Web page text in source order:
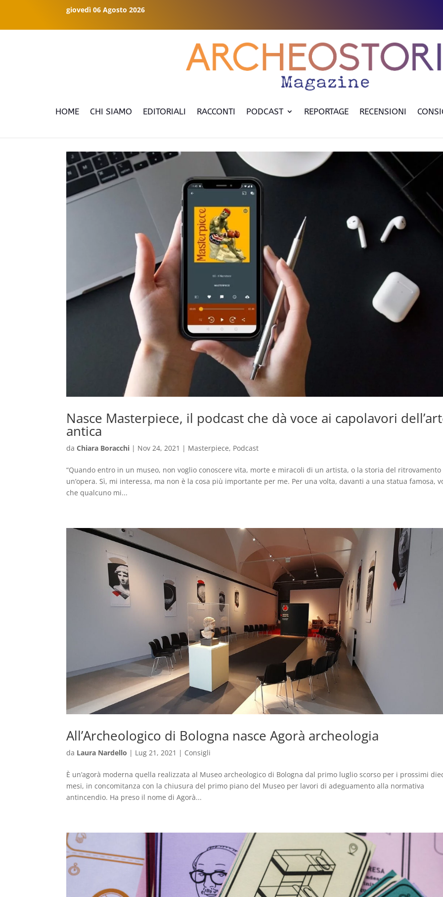
giovedì 06 Agosto 2026
HOME CHI SIAMO EDITORIALI RACCONTI PODCAST REPORTAGE RECENSIONI
Nasce Masterpiece, il podcast che dà voce ai capolavori
antica
daChiara Boracchi | Nov 24, 2021 | Masterpiece, Podcast
“Quando entro in un museo, non voglio conoscere vita, morte e miracoli di un artista, o la storia del
un’opera. Sì, mi interessa, ma non è la cosa più importante per me. Per una volta, davanti a una statua famosa,
che qualcuno mi...
All’Archeologico di Bologna nasce Agorà archeologia
da Laura Nardello | Lug 21, 2021 | Consigli
È un’agorà moderna quella realizzata al Museo archeologico di Bologna dal primo luglio scorso per i prossimi
mesi, in concomitanza con la chiusura del primo piano del Museo per lavori di adeguamento alla normativa
antincendio. Ha preso il nome di Agorà...